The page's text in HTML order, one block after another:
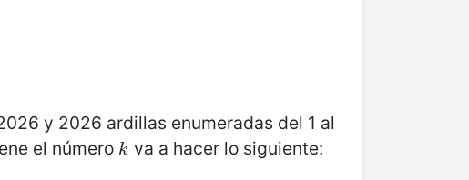
y 2026 ardillas enumeradas del 1 al
el número k
k va a hacer lo siguiente: